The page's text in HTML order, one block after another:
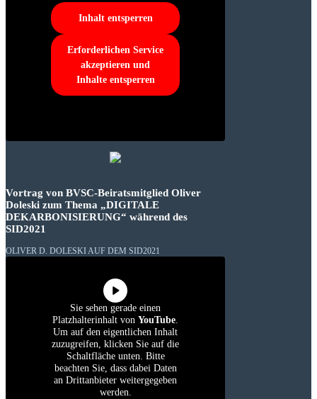
Inhalt entsperren
Erforderlichen Service
akzeptieren und
Inhalte entsperren
Vortrag von BVSC-Beiratsmitglied Oliver
Doleski zum Thema „DIGITALE
DEKARBONISIERUNG“ während des
SID2021
OLIVER D. DOLESKI AUF DEM SID2021
Sie sehen gerade einen
Platzhalterinhalt von YouTube.
Um auf den eigentlichen Inhalt
zuzugreifen, klicken Sie auf die
Schaltfläche unten. Bitte
beachten Sie, dass dabei Daten
an Drittanbieter weitergegeben
werden.